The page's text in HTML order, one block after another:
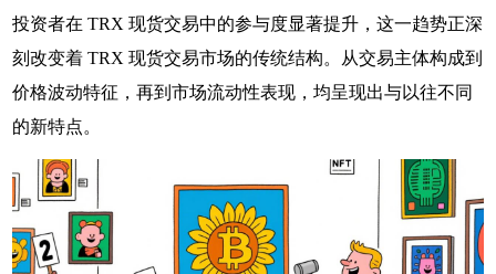
投资者在 TRX 现货交易中的参与度显著提升，这一趋势正深
刻改变着 TRX 现货交易市场的传统结构。从交易主体构成到
价格波动特征，再到市场流动性表现，均呈现出与以往不同
的新特点。